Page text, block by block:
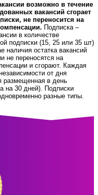
возможно в течение
вакансий сгорает
не переносится на
Подписка –
в количестве
подписки (15, 25 или 35 шт)
наличия остатка вакансий
не переносятся на
и сгорают. Каждая
от дня
размещенная в день
на 30 дней). Подписки
разные типы.